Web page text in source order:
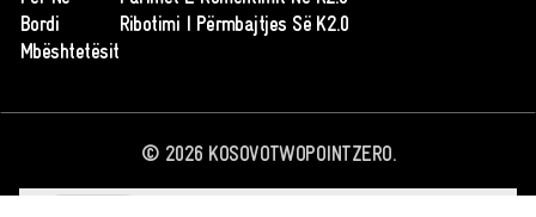
Bordi
Mbështetësit
Ribotimi I Përmbajtjes Së K2.0
© 2026KOSOVOTWOPOINTZERO.